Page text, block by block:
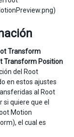
Transform
Transform Position
del Root
en estos ajustes
al Root
quiere que el
Motion
el cual es